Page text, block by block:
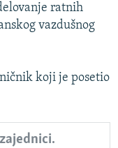
ratnih
vazdušnog
koji je posetio
zajednici.